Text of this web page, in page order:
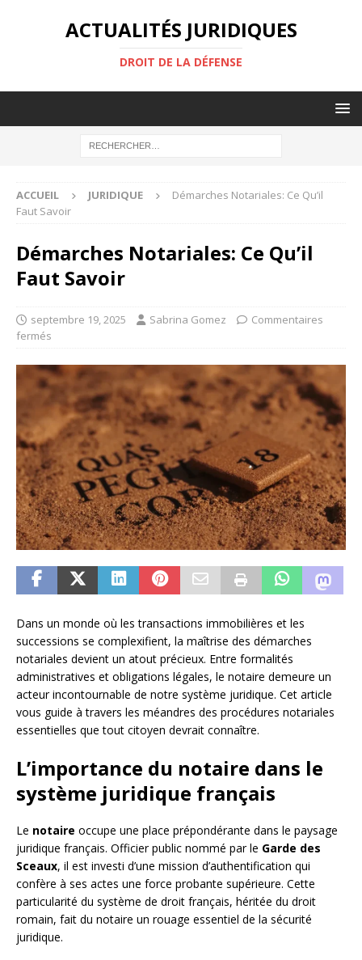
ACTUALITÉS JURIDIQUES
DROIT DE LA DÉFENSE
ACCUEIL JURIDIQUE
Démarches Notariales: Ce Qu’il
Faut Savoir
Démarches Notariales: Ce Qu’il
Faut Savoir
septembre 19, 2025 Sabrina Gomez
Commentaires
fermés
Dans un monde où les transactions immobilières et les
successions se complexifient, la maîtrise des démarches
notariales devient un atout précieux. Entre formalités
administratives et obligations légales, le notaire demeure un
acteur incontournable de notre système juridique. Cet article
vous guide à travers les méandres des procédures notariales
essentielles que tout citoyen devrait connaître.
L’importance du notaire dans le
système juridique français
Le notaire occupe une place prépondérante dans le paysage
juridique français. Officier public nommé par le Garde des
Sceaux, il est investi d’une mission d’authentification qui
confère à ses actes une force probante supérieure. Cette
particularité du système de droit français, héritée du droit
romain, fait du notaire un rouage essentiel de la sécurité
juridique.